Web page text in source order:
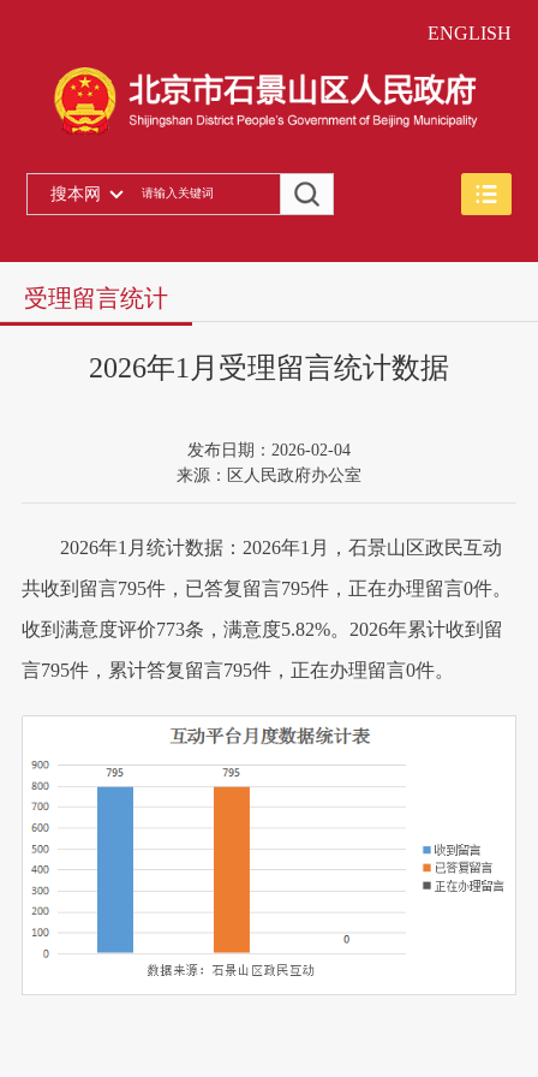
ENGLISH
搜本网
受理留言统计
2026年1月受理留言统计数据
发布日期：2026-02-04
来源：区人民政府办公室
2026年1月统计数据：2026年1月，石景山区政民互动
共收到留言795件，已答复留言795件，正在办理留言0件。
收到满意度评价773条，满意度5.82%。2026年累计收到留
言795件，累计答复留言795件，正在办理留言0件。